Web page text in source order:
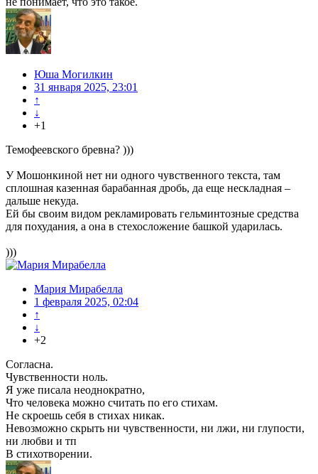
Юша Могилкин
31 января 2025, 23:01
↑
↓
+1
Темофеевского бревна? )))
У Мошонкиной нет ни одного чувственного текста, там
сплошная казенная барабанная дробь, да еще нескладная –
дальше некуда.
Ей бы своим видом рекламировать гельминтозные средства
для похудания, а она в стехосложение башкой ударилась.
)))
Мария Мирабелла
1 февраля 2025, 02:04
↑
↓
+2
Согласна.
Чувственности ноль.
Я уже писала неоднократно,
Что человека можно считать по его стихам.
Не скроешь себя в стихах никак.
Невозможно скрыть ни чувственности, ни лжи, ни глупости,
ни любви и тп
В стихотворении.